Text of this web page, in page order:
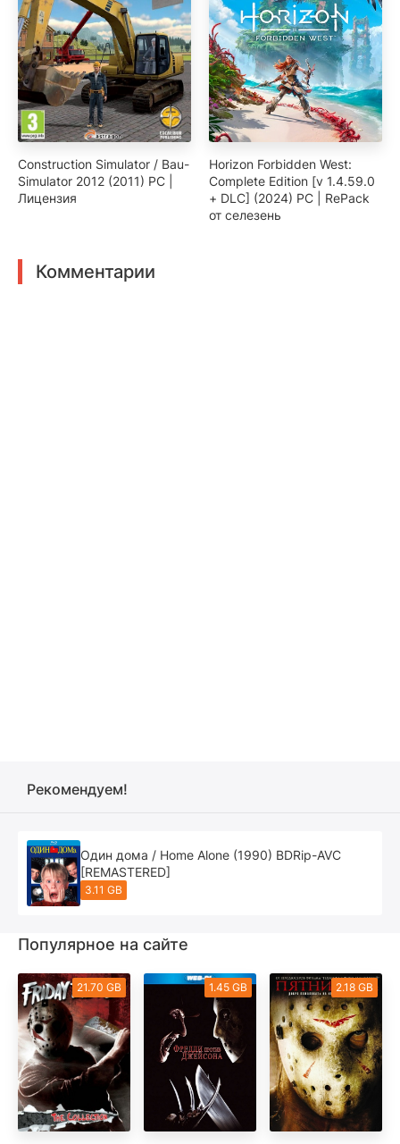
Construction Simulator / Bau-
Simulator 2012 (2011) PC |
Лицензия
Horizon Forbidden West:
Complete Edition [v 1.4.59.0
+ DLC] (2024) PC | RePack
от селезень
Комментарии
Рекомендуем!
Один дома / Home Alone (1990) BDRip-AVC
[REMASTERED]
3.11 GB
Популярное на сайте
21.70 GB 1.45 GB 2.18 GB